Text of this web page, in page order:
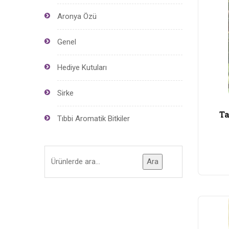
Aronya Özü
Genel
Hediye Kutuları
Sirke
Tıbbi Aromatik Bitkiler
Ara